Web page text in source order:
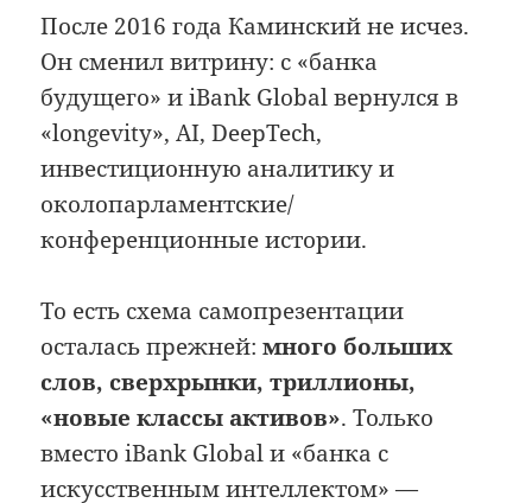
После 2016 года Каминский не исчез.
Он сменил витрину: с «банка
будущего» и iBank Global вернулся в
«longevity», AI, DeepTech,
инвестиционную аналитику и
околопарламентские/
конференционные истории.
То есть схема самопрезентации
осталась прежней:много больших
слов, сверхрынки, триллионы,
«новые классы активов». Только
вместо iBank Global и «банка с
искусственным интеллектом» —